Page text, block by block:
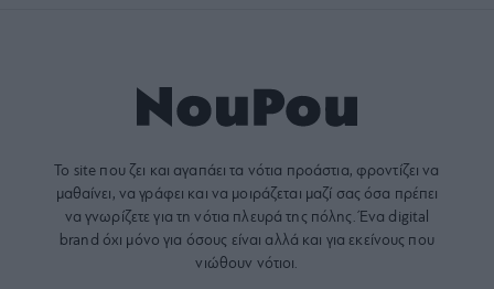
Το site που ζει και αγαπάει τα νότια προάστια, φροντίζει να
μαθαίνει, να γράφει και να μοιράζεται μαζί σας όσα πρέπει
να γνωρίζετε για τη νότια πλευρά της πόλης. Ένα digital
brand όχι μόνο για όσους είναι αλλά και για εκείνους που
νιώθουν νότιοι.